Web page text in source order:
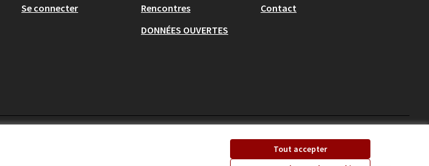
Tout accepter
Se connecter
Rencontres
DONNÉES OUVERTES
Contact
(Lien externe)(Lien externe)